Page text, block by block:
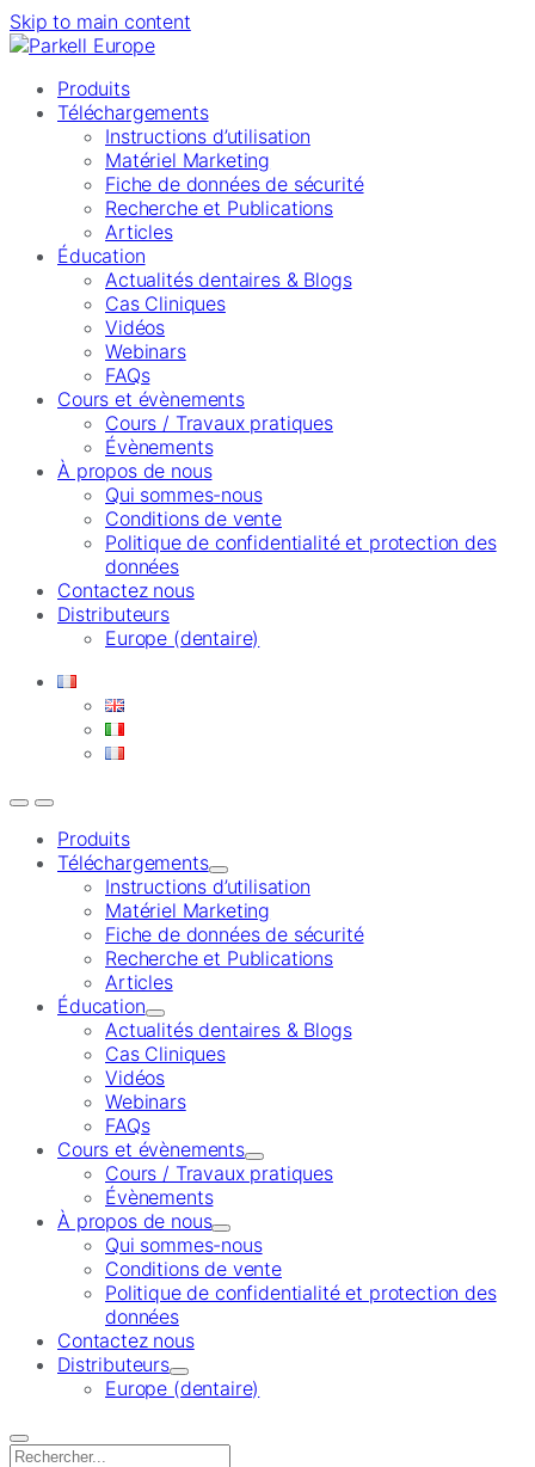
Skip to main content
Produits
Téléchargements
Instructions d’utilisation
Matériel Marketing
Fiche de données de sécurité
Recherche et Publications
Articles
Éducation
Actualités dentaires & Blogs
Cas Cliniques
Vidéos
Webinars
FAQs
Cours et évènements
Cours / Travaux pratiques
Évènements
À propos de nous
Qui sommes-nous
Conditions de vente
Politique de confidentialité et protection des
données
Contactez nous
Distributeurs
Europe (dentaire)
Produits
Téléchargements
Instructions d’utilisation
Matériel Marketing
Fiche de données de sécurité
Recherche et Publications
Articles
Éducation
Actualités dentaires & Blogs
Cas Cliniques
Vidéos
Webinars
FAQs
Cours et évènements
Cours / Travaux pratiques
Évènements
À propos de nous
Qui sommes-nous
Conditions de vente
Politique de confidentialité et protection des
données
Contactez nous
Distributeurs
Europe (dentaire)
Search